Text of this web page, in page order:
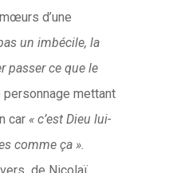
d’une
un imbécile, la
passer ce que le
personnage mettant
car « c’est Dieu lui-
comme ça ».